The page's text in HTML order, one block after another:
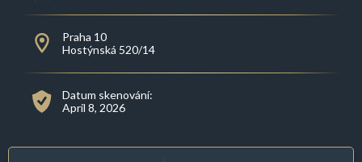
Praha 10
Hostýnská 520/14
Datum skenování:
April 8, 2026